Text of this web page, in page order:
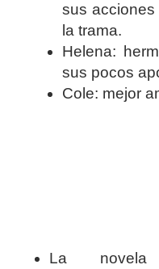
sus
la trama.
Helena:
sus pocos
Cole: mejor
La novela